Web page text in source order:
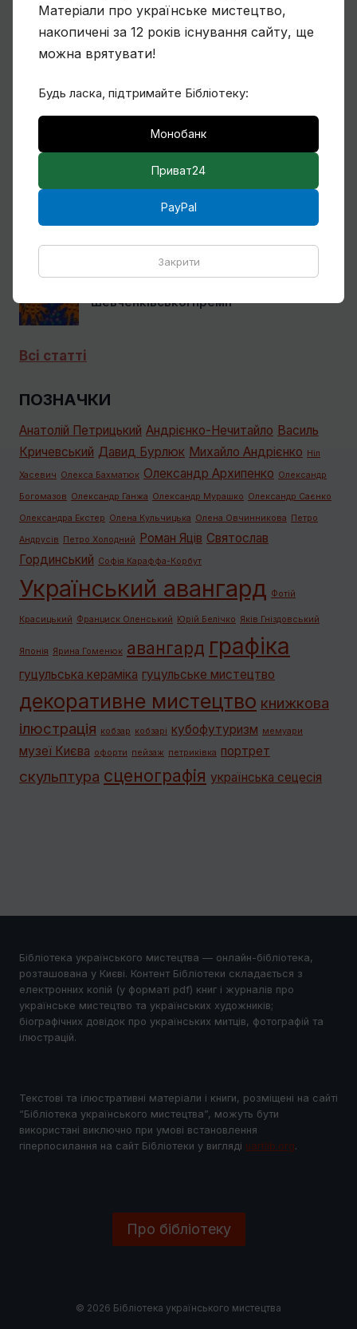
Михайла Сапожникова
Кілька слів про дружин і дітей Михайла
Бойчука
Касіяна про висунення Марії
Шевченківської премії
Всі статті
ПОЗНАЧКИ
Анатолій Петрицький Андрієнко-Нечитайло Василь
Кричевський Давид Бурлюк Михайло Андрієнко Ніл
Хасевич Олекса Бахматюк Олександр Архипенко Олександр
Богомазов Олександр Ганжа Олександр Мурашко Олександр Саєнко
Олександра Екстер Олена Кульчицька Олена Овчинникова Петро
Андрусів Петро Холодний Роман Яців Святослав
Гординський Софія Караффа-Корбут
Український авангард Фотій
Красицький Франциск Оленський Юрій Белічко Яків Гніздовський
Японія Ярина Гоменюк авангард графiка
гуцульська кераміка гуцульське мистецтво
декоративне мистецтво книжкова
ілюстрація кобзар кобзарі кубофутуризм мемуари
музеї Києва офорти пейзаж петриківка портрет
скульптура сценографія українська сецесія
Бібліотека українського мистецтва — онлайн-бібліотека,
розташована у Києві. Контент Бібліотеки складається з
електронних копій (у форматі pdf) книг і журналів про
українське мистецтво та українських художників;
біографічних довідок про українських митців, фотографій та
ілюстрацій.
Текстові та ілюстративні матеріали і книги, розміщені на сайті
“Бібліотека українського мистецтва”, можуть бути
використані виключно при умові встановлення
гіперпосилання на сайт Бібліотеки у виглядi uartlib.org.
Про бібліотеку
© 2026 Бібліотека українського мистецтва
Матеріали про українське мистецтво,
накопичені за 12 років існування сайту, ще
можна врятувати!
Будь ласка, підтримайте Бібліотеку:
Монобанк
Приват24
PayPal
Закрити